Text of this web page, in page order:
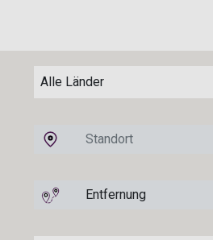
Country